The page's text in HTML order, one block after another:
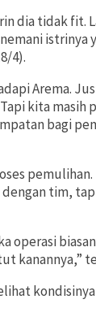
dia tidak fit.
istrinya
4).
Arema.
kita masih
bagi
tim,
operasi
kanannya,”